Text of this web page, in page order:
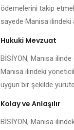
ödemelerini takip
sayede Manisa
Hukuki Mevzuat
BİSİYON, Manisa
Manisa ilindeki
uygun bir şekilde
Kolay ve Anlaşılır
BİSİYON, Manisa